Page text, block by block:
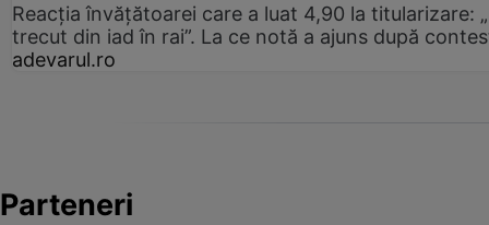
Reacția învățătoarei care a luat 4,90 la titularizare:
trecut din iad în rai”. La ce notă a ajuns după
adevarul.ro
Parteneri